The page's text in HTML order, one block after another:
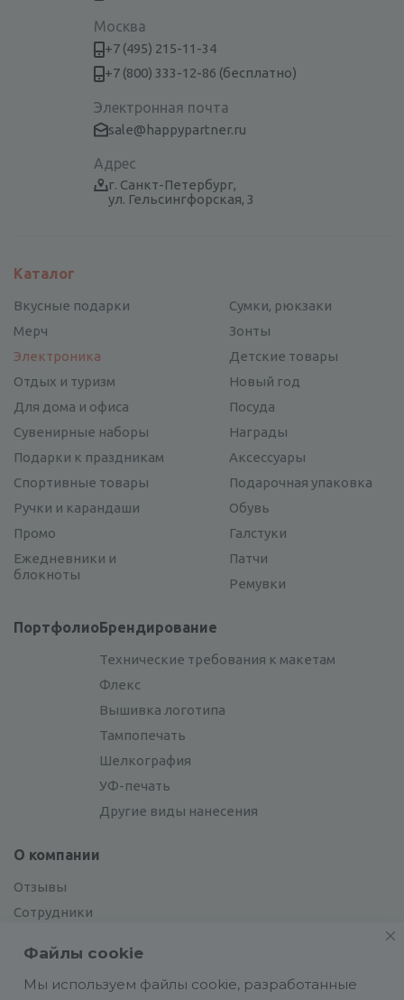
Москва
+7 (495) 215-11-34
+7 (800) 333-12-86 (бесплатно)
Электронная почта
sale@happypartner.ru
Адрес
г. Санкт-Петербург,
ул. Гельсингфорская, 3
Каталог
Вкусные подарки
Мерч
Электроника
Отдых и туризм
Для дома и офиса
Сувенирные наборы
Подарки к праздникам
Спортивные товары
Ручки и карандаши
Промо
Ежедневники и
блокноты
Сумки, рюкзаки
Зонты
Детские товары
Новый год
Посуда
Награды
Аксессуары
Подарочная упаковка
Обувь
Галстуки
Патчи
Ремувки
ПортфолиоБрендирование
Технические требования к макетам
Флекс
Вышивка логотипа
Тампопечать
Шелкография
УФ-печать
Другие виды нанесения
О компании
Отзывы
Сотрудники
Вакансии
Файлы cookie
Мы используем файлы cookie, разработанные